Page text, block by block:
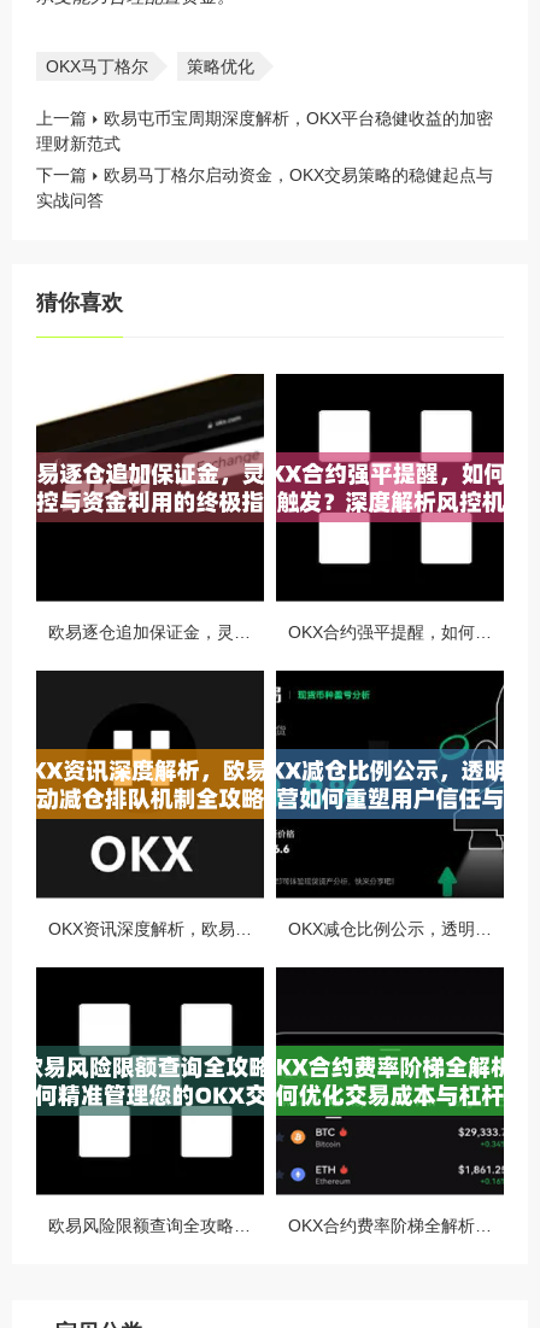
OKX马丁格尔 策略优化
上一篇
欧易屯币宝周期深度解析，OKX平台稳健收益的加密
理财新范式
下一篇
欧易马丁格尔启动资金，OKX交易策略的稳健起点与
实战问答
猜你喜欢